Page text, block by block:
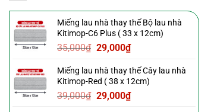
Miếng lau nhà thay thế Bộ lau nhà
Kitimop-C6 Plus ( 33 x 12cm)
35,000₫ Giá
là:
35,000₫.
29,000₫Giá
tại
là:
29,000₫.
Miếng lau nhà thay thế Cây lau nhà
Kitimop-Red ( 38 x 12cm)
39,000₫ Giá
29,000₫Giá